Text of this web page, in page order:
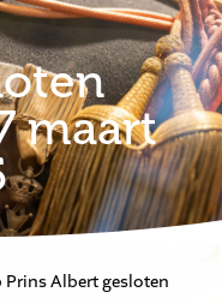
maart
Albert gesloten